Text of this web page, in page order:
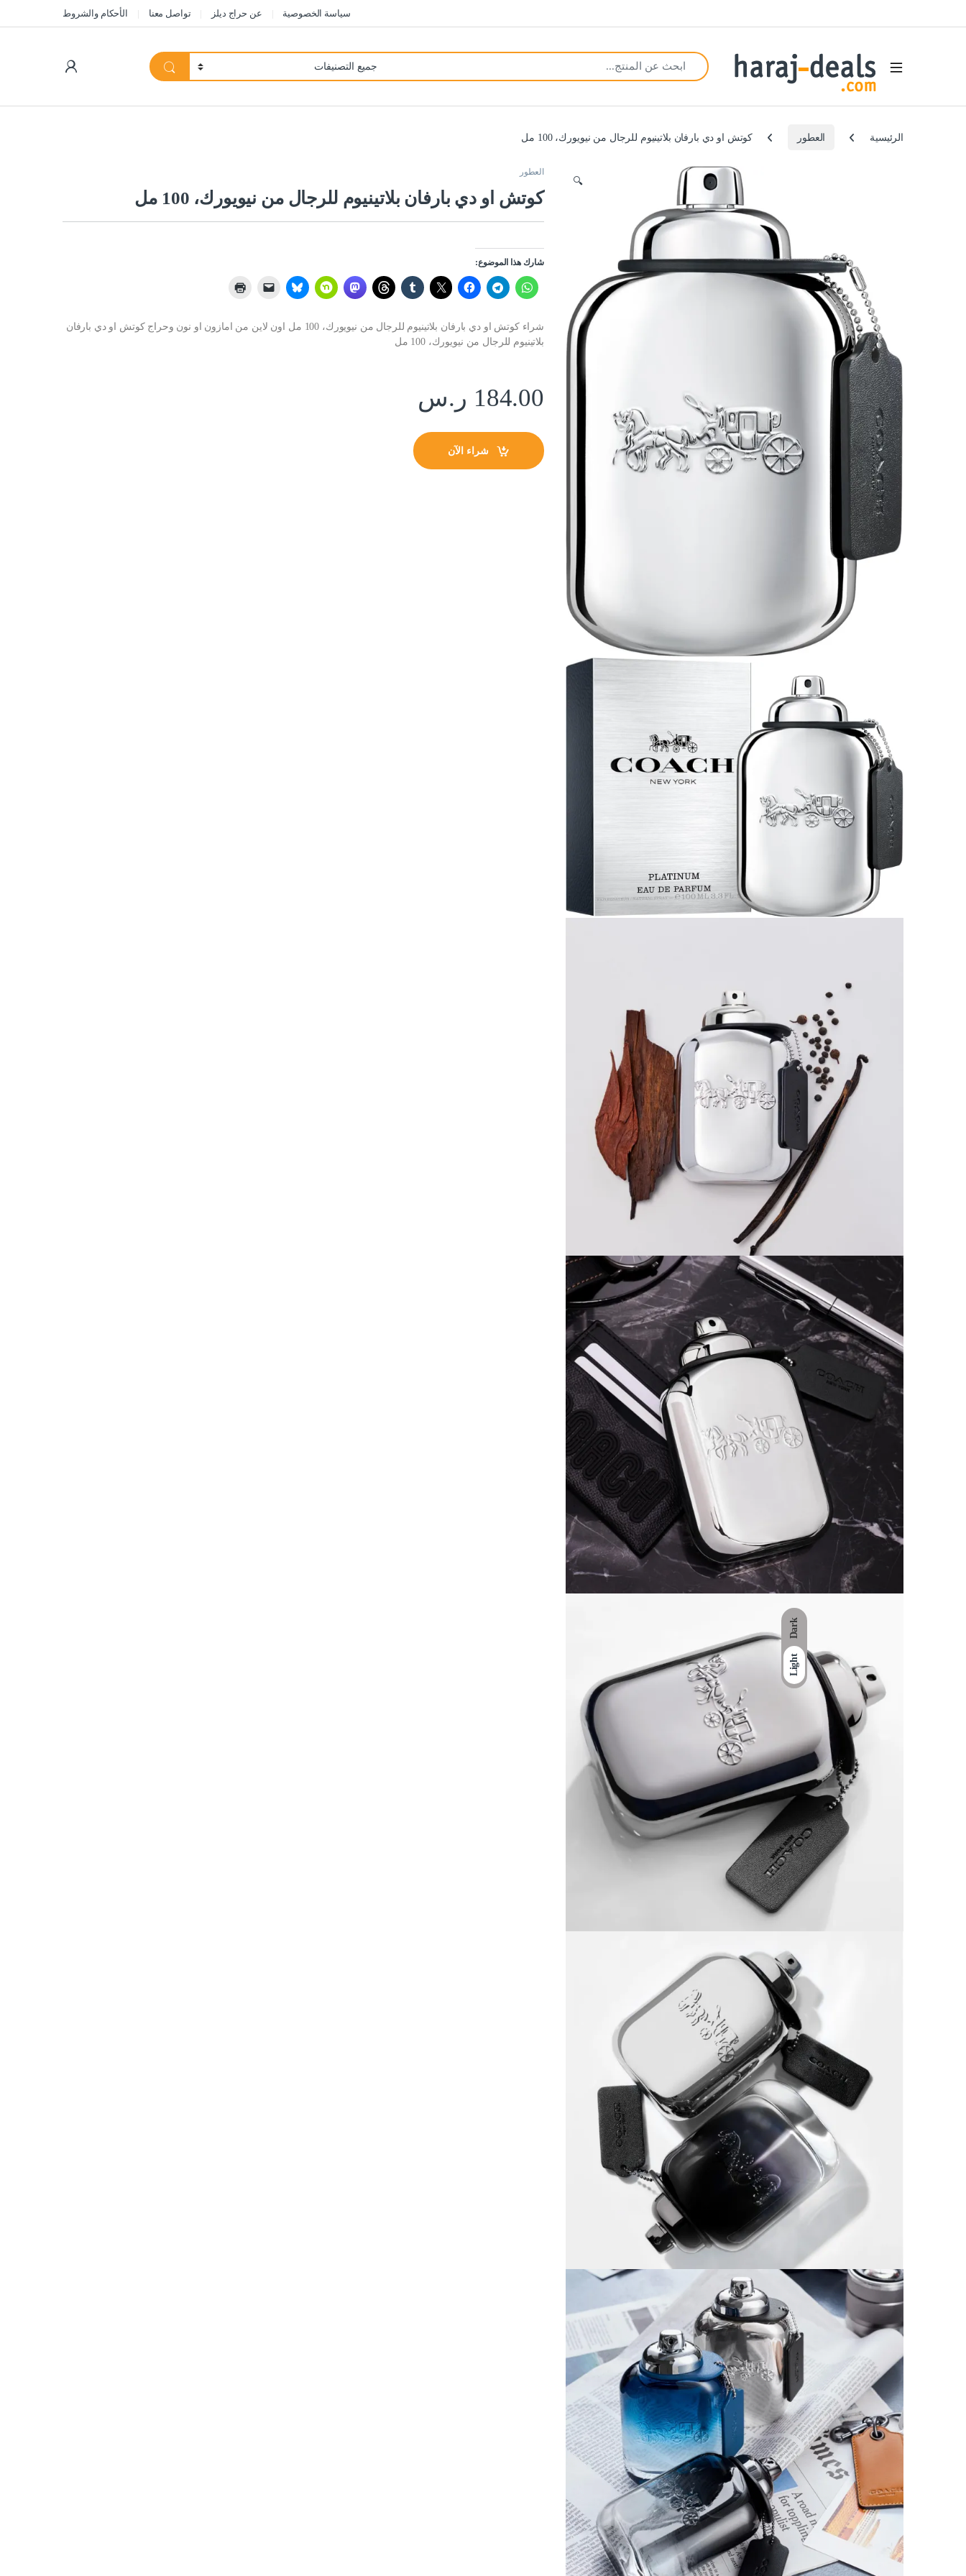
Dark
Light
سياسة الخصوصية عن حراج ديلز تواصل معنا الأحكام والشروط
Open
Search for:
الرئيسية العطور كوتش او دي بارفان بلاتينيوم للرجال من نيويورك، 100 مل
🔍
العطور
كوتش او دي بارفان بلاتينيوم للرجال من نيويورك، 100 مل
شارك هذا الموضوع:
شراء كوتش او دي بارفان بلاتينيوم للرجال من نيويورك، 100 مل اون لاين من امازون او نون وحراج كوتش او دي بارفان
بلاتينيوم للرجال من نيويورك، 100 مل
184.00 ر.س
شراء الآن